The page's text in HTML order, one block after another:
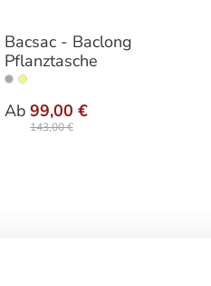
Bacsac - Baclong
Pflanztasche
Ab 99,00 €
143,00 €